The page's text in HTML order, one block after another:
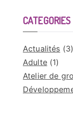
CATEGORIES
Actualités (3)
Adulte(1)
Atelier de